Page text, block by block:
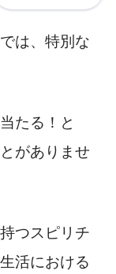
は、特別な
たる！と
がありませ
つスピリチ
活における